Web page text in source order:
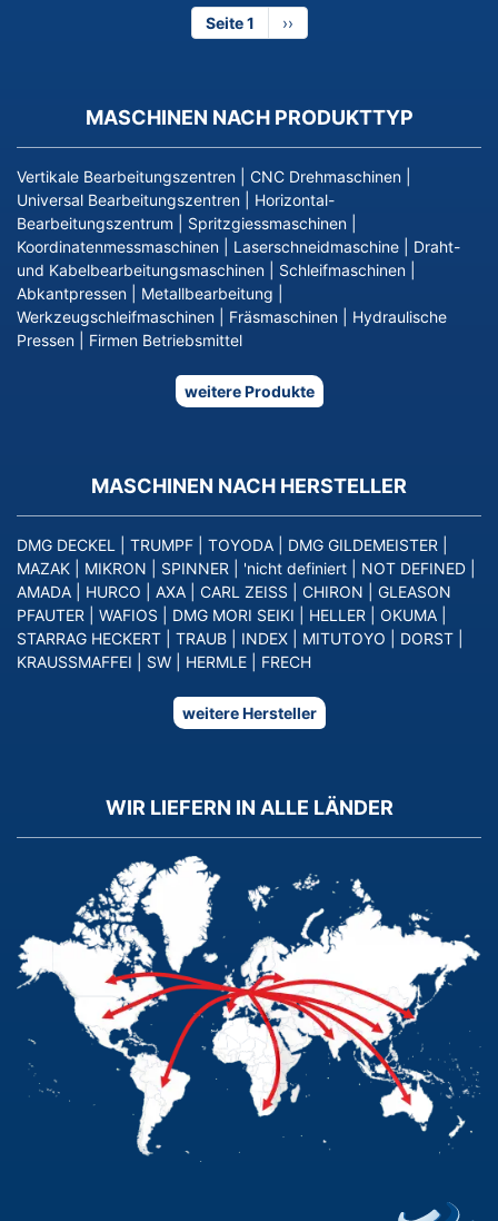
Seite 1
Nächste
Seite
››
MASCHINEN NACH PRODUKTTYP
Vertikale Bearbeitungszentren CNC Drehmaschinen
Universal Bearbeitungszentren
Horizontal-
Bearbeitungszentrum
Spritzgiessmaschinen
Koordinatenmessmaschinen
Laserschneidmaschine
Draht-
und Kabelbearbeitungsmaschinen
Schleifmaschinen
Abkantpressen
Metallbearbeitung
Werkzeugschleifmaschinen
Fräsmaschinen
Hydraulische
Pressen
Firmen Betriebsmittel
weitere Produkte
MASCHINEN NACH HERSTELLER
DMG DECKEL TRUMPF TOYODA DMG GILDEMEISTER
MAZAK
MIKRON SPINNER 'nicht definiert NOT DEFINED
AMADA
HURCO AXA CARL ZEISS CHIRON
GLEASON
PFAUTER
WAFIOS DMG MORI SEIKI HELLER OKUMA
STARRAG HECKERT
TRAUB INDEX MITUTOYO DORST
KRAUSSMAFFEI
SW HERMLE FRECH
weitere Hersteller
WIR LIEFERN IN ALLE LÄNDER